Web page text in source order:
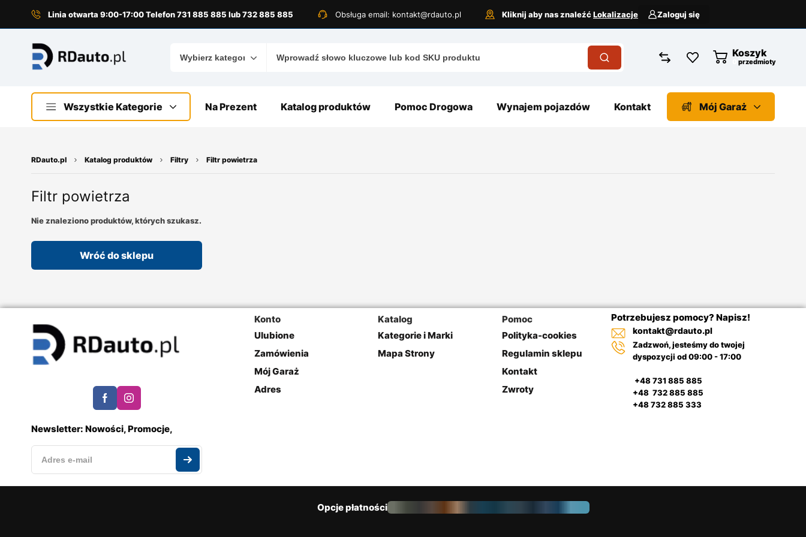
Linia otwarta 9:00-17:00 Telefon 731 885 885 lub 732 885 885 Obsługa email: kontakt@rdauto.pl Kliknij aby nas znaleźćLokalizacje Zaloguj się
Koszyk
przedmioty
Wszystkie Kategorie Na Prezent Katalog produktów Pomoc Drogowa Wynajem pojazdów Kontakt Mój Garaż
RDauto.pl Katalog produktów Filtry Filtr powietrza
Filtr powietrza
Nie znaleziono produktów, których szukasz.
Wróć do sklepu
Newsletter: Nowości, Promocje,
Konto
Ulubione
Zamówienia
Mój Garaż
Adres
Katalog
Kategorie i Marki
Mapa Strony
Pomoc
Polityka-cookies
Regulamin sklepu
Kontakt
Zwroty
Potrzebujesz pomocy? Napisz!
kontakt@rdauto.pl
Zadzwoń, jesteśmy do twojej
dyspozycji od 09:00 - 17:00
+48 731 885 885
+48 732 885 885
+48 732 885 333
Opcje płatności